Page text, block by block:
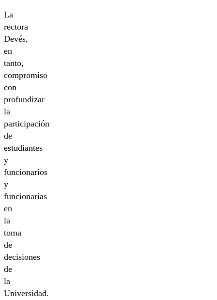
La
rectora
Devés,
en
tanto,
compromiso
con
profundizar
la
participación
de
estudiantes
y
funcionarios
y
funcionarias
en
la
toma
de
decisiones
de
la
Universidad.